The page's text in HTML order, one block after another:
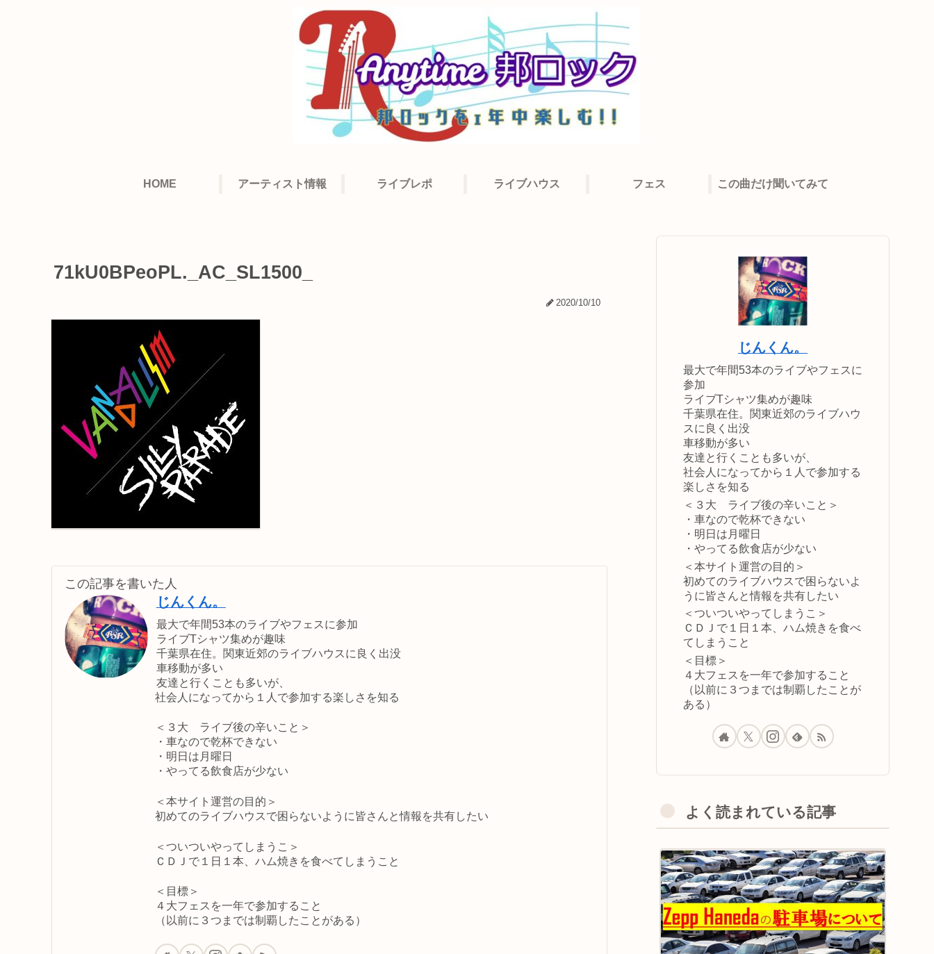
HOME アーティスト情報 ライブレポ ライブハウス フェス この曲だけ聞いてみて
71kU0BPeoPL._AC_SL1500_
2020/10/10
この記事を書いた人
じんくん。
最大で年間53本のライブやフェスに参加
ライブTシャツ集めが趣味
千葉県在住。関東近郊のライブハウスに良く出没
車移動が多い
友達と行くことも多いが、
社会人になってから１人で参加する楽しさを知る
＜３大 ライブ後の辛いこと＞
・車なので乾杯できない
・明日は月曜日
・やってる飲食店が少ない
＜本サイト運営の目的＞
初めてのライブハウスで困らないように皆さんと情報を共有したい
＜ついついやってしまうこ＞
ＣＤＪで１日１本、ハム焼きを食べてしまうこと
＜目標＞
４大フェスを一年で参加すること
（以前に３つまでは制覇したことがある）
じんくん。
最大で年間53本のライブやフェスに
参加
ライブTシャツ集めが趣味
千葉県在住。関東近郊のライブハウ
スに良く出没
車移動が多い
友達と行くことも多いが、
社会人になってから１人で参加する
楽しさを知る
＜３大 ライブ後の辛いこと＞
・車なので乾杯できない
・明日は月曜日
・やってる飲食店が少ない
＜本サイト運営の目的＞
初めてのライブハウスで困らないよ
うに皆さんと情報を共有したい
＜ついついやってしまうこ＞
ＣＤＪで１日１本、ハム焼きを食べ
てしまうこと
＜目標＞
４大フェスを一年で参加すること
（以前に３つまでは制覇したことが
ある）
よく読まれている記事